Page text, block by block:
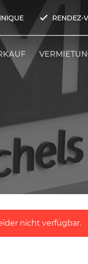
RENDEZ-
nicht verfügbar.